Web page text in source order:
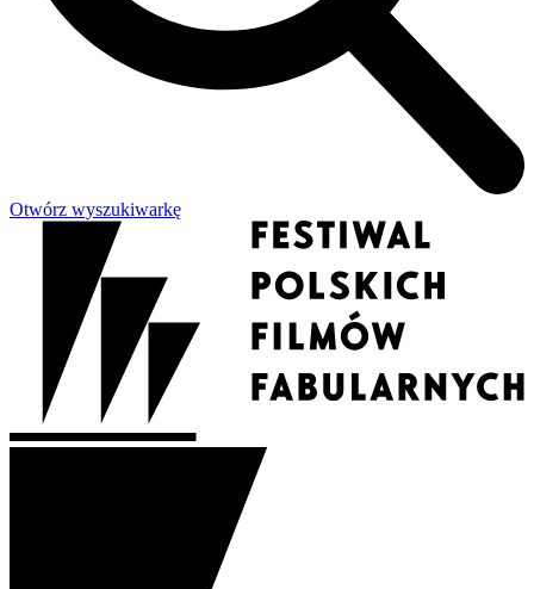
Otwórz wyszukiwarkę